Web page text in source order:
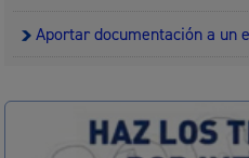
Aportar documentación a un